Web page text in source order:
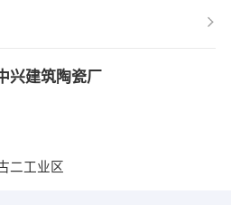
兴建筑陶瓷厂
二工业区